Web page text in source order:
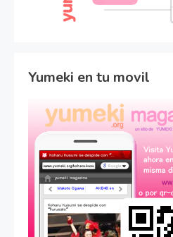
Yumeki en tu movil